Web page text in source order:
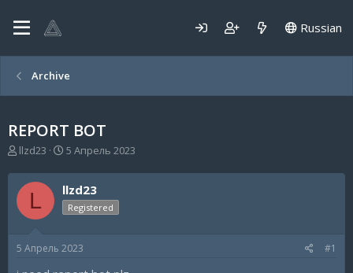
Russian
Archive
REPORT BOT
А
т
о
р
т
м
llzd23
Д
т
а
н
а
5 Апрель 2023
L llzd23
Registered
5 Апрель 2023 #1